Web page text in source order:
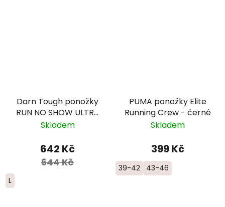
Darn Tough ponožky
RUN NO SHOW ULTRA
Lightweight Merino -
Skladem
642 Kč
644 Kč
L
PUMA ponožky Elite
Running Crew - černé
Skladem
399 Kč
39-42 43-46